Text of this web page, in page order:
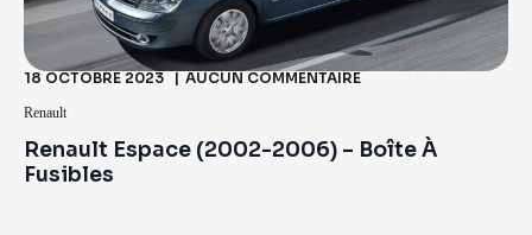
Renault Espace (2002-2006) – Boîte À
Fusibles
18 OCTOBRE 2023 AUCUN COMMENTAIRE
Renault